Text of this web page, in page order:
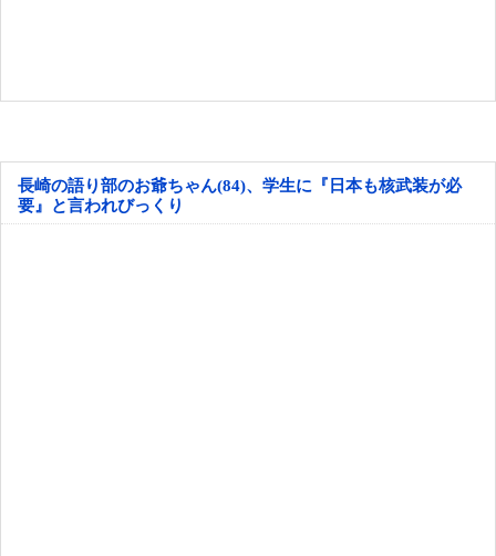
長崎の語り部のお爺ちゃん(84)、学生に『日本も核武装が必
要』と言われびっくり